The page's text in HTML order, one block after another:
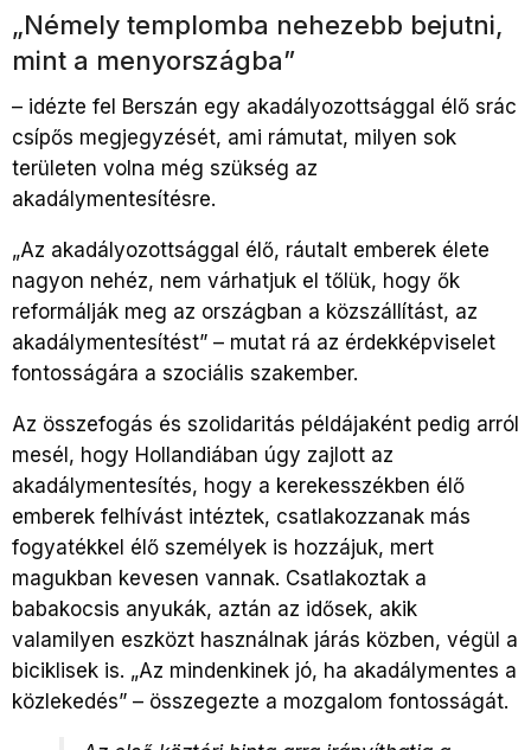
„Némely templomba nehezebb bejutni,
mint a menyországba”
– idézte fel Berszán egy akadályozottsággal élő srác
csípős megjegyzését, ami rámutat, milyen sok
területen volna még szükség az
akadálymentesítésre.
„Az akadályozottsággal élő, ráutalt emberek élete
nagyon nehéz, nem várhatjuk el tőlük, hogy ők
reformálják meg az országban a közszállítást, az
akadálymentesítést” – mutat rá az érdekképviselet
fontosságára a szociális szakember.
Az összefogás és szolidaritás példájaként pedig arról
mesél, hogy Hollandiában úgy zajlott az
akadálymentesítés, hogy a kerekesszékben élő
emberek felhívást intéztek, csatlakozzanak más
fogyatékkel élő személyek is hozzájuk, mert
magukban kevesen vannak. Csatlakoztak a
babakocsis anyukák, aztán az idősek, akik
valamilyen eszközt használnak járás közben, végül a
biciklisek is. „Az mindenkinek jó, ha akadálymentes a
közlekedés” – összegezte a mozgalom fontosságát.